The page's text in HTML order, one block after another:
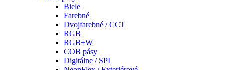
Biele
Farebné
Dvojfarebné / CCT
RGB
RGB+W
COB pásy
Digitálne / SPI